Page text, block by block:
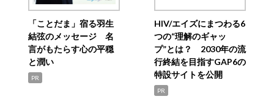
「ことだま」宿る羽生
結弦のメッセージ 名
言がもたらす心の平穏
と潤い
PR
HIV/エイズにまつわる6
つの“理解のギャッ
プ”とは？ 2030年の流
行終結を目指すGAP6の
特設サイトを公開
PR